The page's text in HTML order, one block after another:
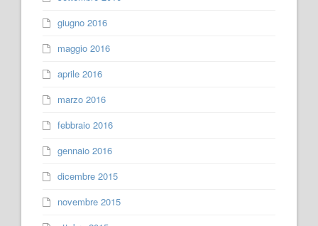
giugno 2016
maggio 2016
aprile 2016
marzo 2016
febbraio 2016
gennaio 2016
dicembre 2015
novembre 2015